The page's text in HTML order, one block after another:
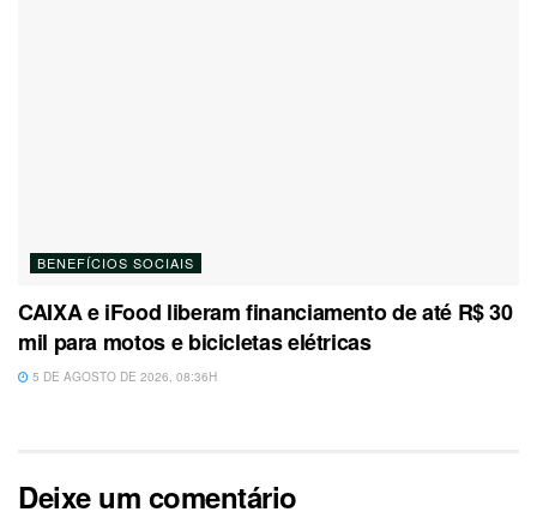
BENEFÍCIOS SOCIAIS
CAIXA e iFood liberam financiamento de até R$ 30
mil para motos e bicicletas elétricas
5 DE AGOSTO DE 2026, 08:36H
Deixe um comentário